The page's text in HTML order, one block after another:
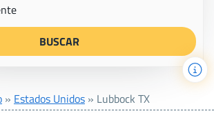
» Estados Unidos » Lubbock TX